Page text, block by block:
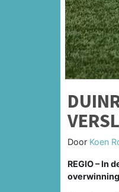
Door Koen
REGIO –In